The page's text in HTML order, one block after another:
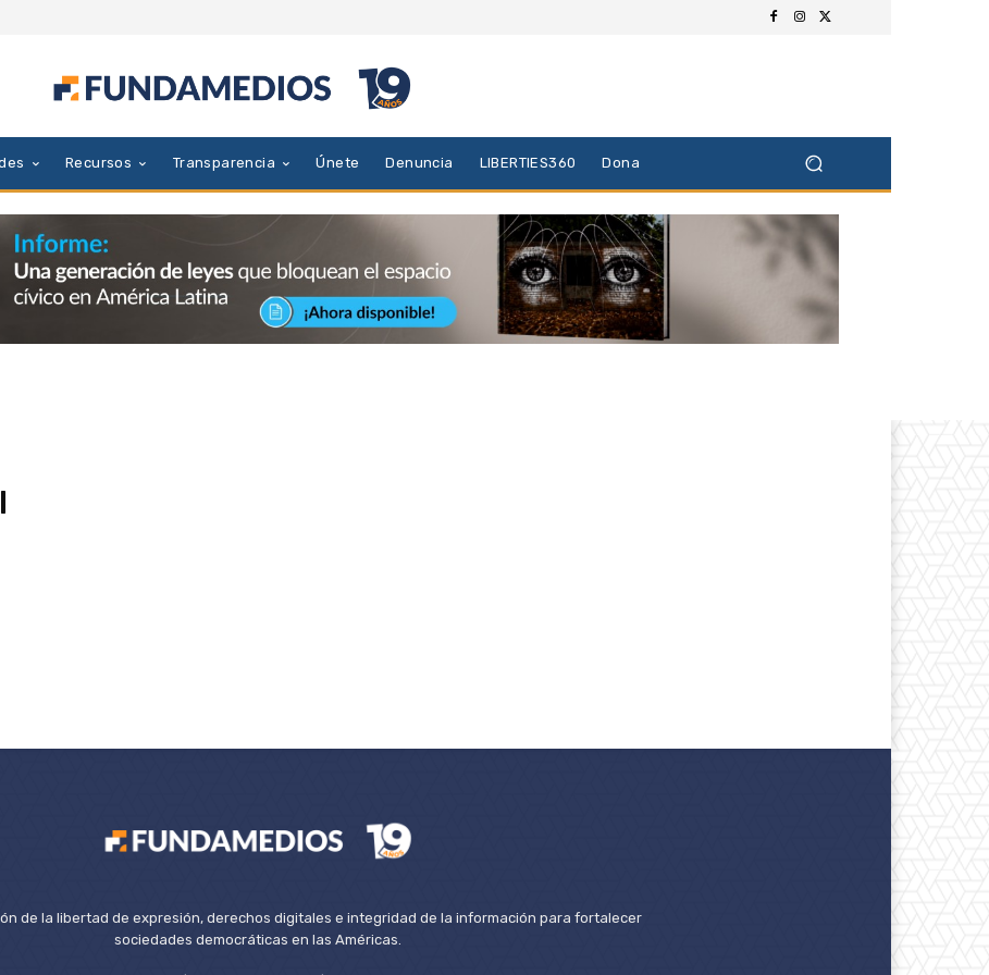
Recursos Transparencia Únete Denuncia LIBERTIES360 Dona
de la libertad de expresión, derechos digitales e integridad de la información para fortalecer
sociedades democráticas en las Américas.